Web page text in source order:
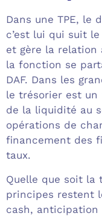
Dans une TPE, le
c’est lui qui suit
et gère la relation
la fonction se
DAF. Dans les
le trésorier est un
de la liquidité au
opérations de
financement des
taux.
Quelle que soit la
principes restent
cash, anticipation